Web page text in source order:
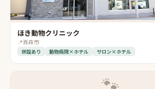
ほき動物クリニック
📍青森市
併設あり 動物病院×ホテル サロン×ホテル